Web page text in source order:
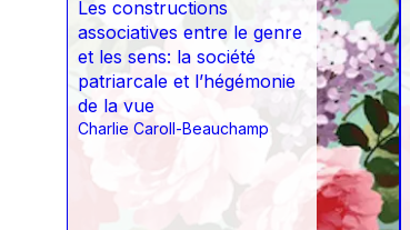
Les constructions
associatives entre le genre
et les sens: la société
patriarcale et l’hégémonie
de la vue
Charlie Caroll-Beauchamp